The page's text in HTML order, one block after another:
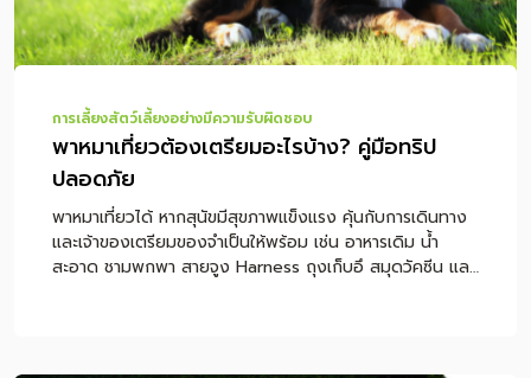
การเลี้ยงสัตว์เลี้ยงอย่างมีความรับผิดชอบ
พาหมาเที่ยวต้องเตรียมอะไรบ้าง? คู่มือทริป
ปลอดภัย
พาหมาเที่ยวได้ หากสุนัขมีสุขภาพแข็งแรง คุ้นกับการเดินทาง
และเจ้าของเตรียมของจำเป็นให้พร้อม เช่น อาหารเดิม น้ำ
สะอาด ชามพกพา สายจูง Harness ถุงเก็บอึ สมุดวัคซีน และ